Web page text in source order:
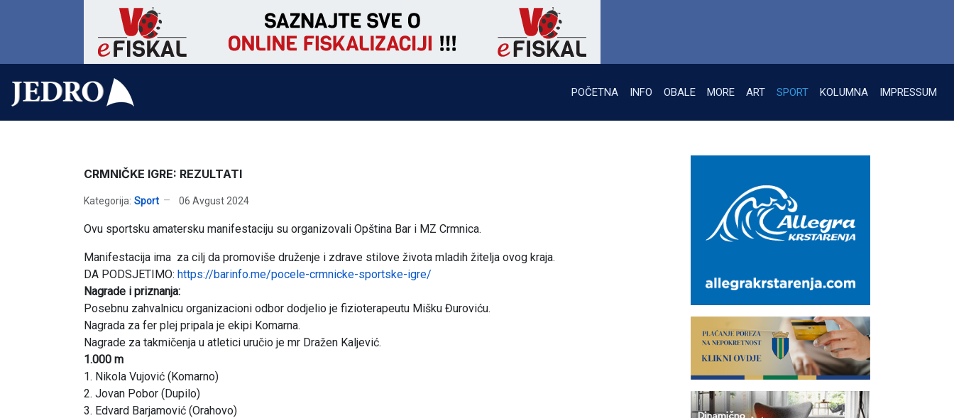
POČETNA INFO OBALE MORE ART SPORT KOLUMNA IMPRESSUM
CRMNIČKE IGRE: REZULTATI
Kategorija: Sport 06 Avgust 2024
Ovu sportsku amatersku manifestaciju su organizovali Opština Bar i MZ Crmnica.
Manifestacija ima za cilj da promoviše druženje i zdrave stilove života mladih žitelja ovog kraja.
DA PODSJETIMO: https://barinfo.me/pocele-crmnicke-sportske-igre/
Nagrade i priznanja:
Posebnu zahvalnicu organizacioni odbor dodjelio je fizioterapeutu Mišku Đuroviću.
Nagrada za fer plej pripala je ekipi Komarna.
Nagrade za takmičenja u atletici uručio je mr Dražen Kaljević.
1.000 m
1. Nikola Vujović (Komarno)
2. Jovan Pobor (Dupilo)
3. Edvard Barjamović (Orahovo)